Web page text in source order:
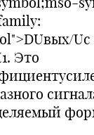
Uс
Это